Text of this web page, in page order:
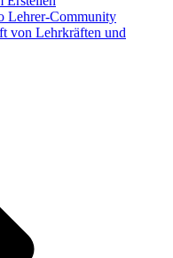
Lehrer-Community
von Lehrkräften und